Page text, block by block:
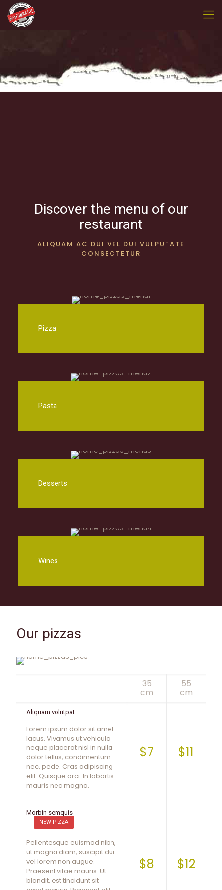
Discover the menu of our
restaurant
ALIQUAM AC DUI VEL DUI VULPUTATE
CONSECTETUR
Pizza
Pasta
Desserts
Wines
Our pizzas
35
cm
55
cm
Aliquam volutpat
Lorem ipsum dolor sit amet
lacus. Vivamus ut vehicula
neque placerat nisl in nulla
dolor tellus, condimentum
nec, pede. Cras adipiscing
elit. Quisque orci. In lobortis
mauris nec magna.
$7 $11
Morbin semquis
NEW PIZZA
Pellentesque euismod nibh,
ut magna diam, suscipit dui
vel lorem non augue.
Praesent vitae mauris. Ut
blandit, est tincidunt sit
$8 $12